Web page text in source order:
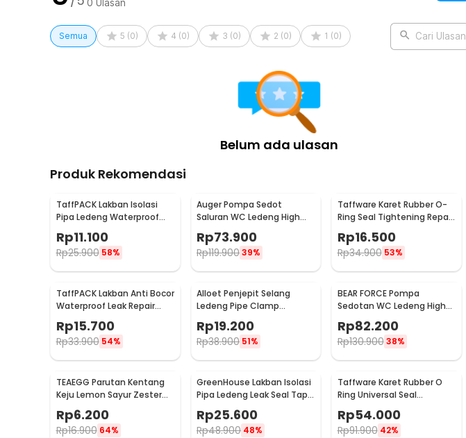
0 Ulasan
Semua 5 (0) 4 (0) 3 (0) 2 (0) 1 (0) Cari Ulasan
Belum ada ulasan
Produk Rekomendasi
TaffPACK Lakban Isolasi
Pipa Ledeng Waterproof
Rp11.100
Rp25.900 58%
Auger Pompa Sedot
Saluran WC Ledeng High
Pressure Air Drain Plunger -
JJ63010
Rp73.900
Rp119.90039%
Taffware Karet Rubber O-
Ring Seal Tightening Repair
Kit 225 PCS - E436
Rp16.500
Rp34.900 53%
TaffPACK Lakban Anti Bocor
Waterproof Leak Repair
Rp15.700
Rp33.900 54%
Alloet Penjepit Selang
Ledeng Pipe Clamp
Q673B
Rp19.200
Rp38.900 51%
BEAR FORCE Pompa
Sedotan WC Ledeng High
Pressure Air Drain Plunger -
DB275
Rp82.200
Rp130.900 38%
TEAEGG Parutan Kentang
Keju Lemon Sayur Zester
Grater Tool - A46
Rp6.200
Rp16.900 64%
GreenHouse Lakban Isolasi
Pipa Ledeng Leak Seal Tape
25mm 3M - A93
Rp25.600
Rp48.900 48%
Taffware Karet Rubber O
Ring Universal Seal
Rp54.000
Rp91.900 42%